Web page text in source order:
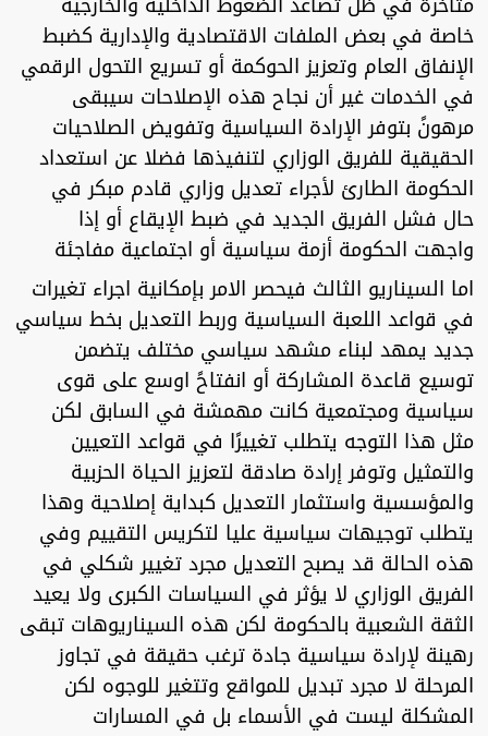
خاصة في بعض الملفات الاقتصادية والإدارية كضبط
الإنفاق العام وتعزيز الحوكمة أو تسريع التحول الرقمي
في الخدمات غير أن نجاح هذه الإصلاحات سيبقى
مرهونً بتوفر الإرادة السياسية وتفويض الصلاحيات
الحقيقية للفريق الوزاري لتنفيذها فضلا عن استعداد
الحكومة الطارئ لأجراء تعديل وزاري قادم مبكر في
حال فشل الفريق الجديد في ضبط الإيقاع أو إذا
واجهت الحكومة أزمة سياسية أو اجتماعية مفاجئة
اما السيناريو الثالث فيحصر الامر بإمكانية اجراء تغيرات
في قواعد اللعبة السياسية وربط التعديل بخط سياسي
جديد يمهد لبناء مشهد سياسي مختلف يتضمن
توسيع قاعدة المشاركة أو انفتاحً اوسع على قوى
سياسية ومجتمعية كانت مهمشة في السابق لكن
مثل هذا التوجه يتطلب تغييرًا في قواعد التعيين
والتمثيل وتوفر إرادة صادقة لتعزيز الحياة الحزبية
والمؤسسية واستثمار التعديل كبداية إصلاحية وهذا
يتطلب توجيهات سياسية عليا لتكريس التقييم وفي
هذه الحالة قد يصبح التعديل مجرد تغيير شكلي في
الفريق الوزاري لا يؤثر في السياسات الكبرى ولا يعيد
الثقة الشعبية بالحكومة لكن هذه السيناريوهات تبقى
رهينة لإرادة سياسية جادة ترغب حقيقة في تجاوز
المرحلة لا مجرد تبديل للمواقع وتتغير للوجوه لكن
المشكلة ليست في الأسماء بل في المسارات